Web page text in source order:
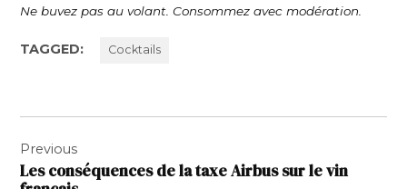
Ne buvez pas au volant. Consommez avec modération.
TAGGED: Cocktails
de
Previous
Les conséquences de la taxe Airbus sur le vin